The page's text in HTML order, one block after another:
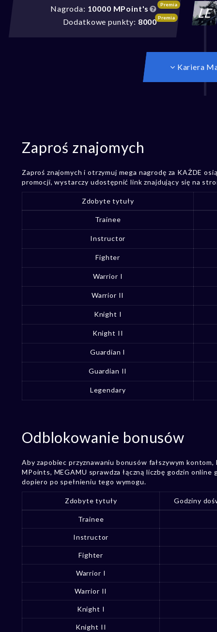
Nagroda: 10000 MPoint's Premia
Dodatkowe punkty: 8000Premia
Kariera
Zaproś znajomych
Zaproś znajomych i otrzymuj mega nagrodę za KAŻDE
promocji, wystarczy udostępnić link znajdujący się na
Zdobyte tytuły
Trainee
Instructor
Fighter
Warrior I
Warrior II
Knight I
Knight II
Guardian I
Guardian II
Legendary
Odblokowanie bonusów
Aby zapobiec przyznawaniu bonusów fałszywym
MPoints, MEGAMU sprawdza łączną liczbę godzin
dopiero po spełnieniu tego wymogu.
Zdobyte tytuły Godziny
Trainee
Instructor
Fighter
Warrior I
Warrior II
Knight I
Knight II